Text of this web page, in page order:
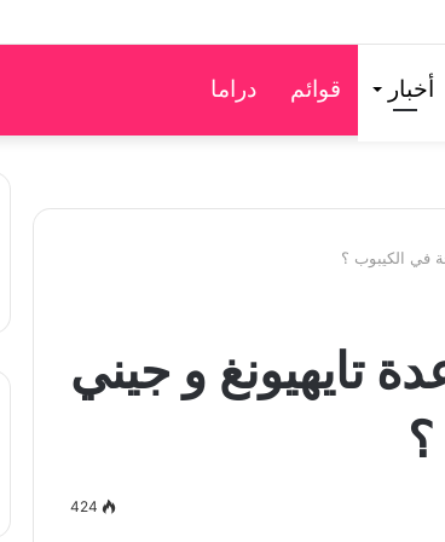
أخبار قوائم دراما
في الكيبوب ؟
تايهيونغ و جيني
424